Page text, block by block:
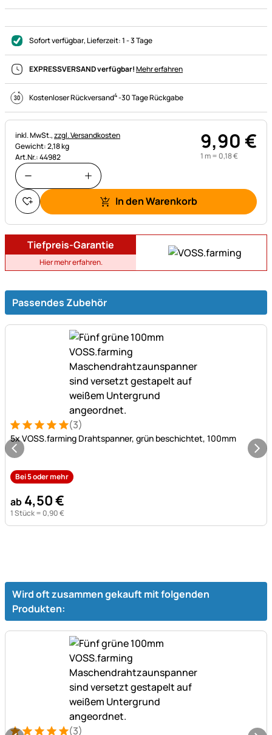
Sofort verfügbar, Lieferzeit:1 - 3 Tage
EXPRESSVERSAND verfügbar!Mehr erfahren
Kostenloser Rückversand4-30 Tage Rückgabe
Steuerhinweis:
inkl. MwSt.,zzgl. Versandkosten
Gewicht: 2,18 kg
Art.Nr.: 44982
9,90€
1 m = 0,18€
In den Warenkorb
Tiefpreis-Garantie
Hier mehr erfahren.
Passendes Zubehör
Bewertung: 5 von 5 (3 Bewertungen)
3 Bewertungen
(3)
5x VOSS.farming Drahtspanner, grün beschichtet, 100mm
Bei 5 oder mehr
ab 4,50€
1 Stück = 0,90€
Wird oft zusammen gekauft mit folgenden
Produkten:
(3)